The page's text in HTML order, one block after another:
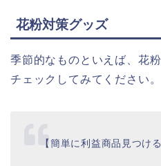
花粉対策グッズ
季節的なものといえば、花
チェックしてみてください。
【簡単に利益商品見つけ